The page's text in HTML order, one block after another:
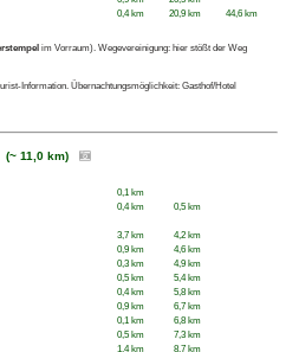
0,4 km 20,9 km 44,6 km
im Vorraum). Wegevereinigung: hier stößt der Weg
Information. Übernachtungsmöglichkeit: Gasthof/Hotel
11,0 km)
0,1 km
0,4 km
0,5 km
3,7 km
4,2 km
0,9 km
4,6 km
0,3 km
4,9 km
0,5 km
5,4 km
0,4 km
5,8 km
0,9 km
6,7 km
0,1 km
6,8 km
0,5 km
7,3 km
1,4 km
8,7 km